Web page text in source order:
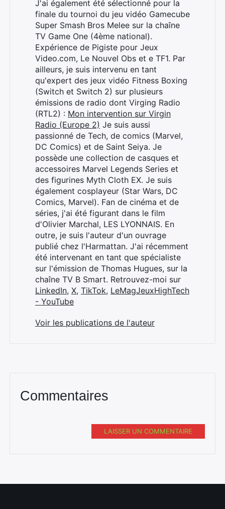
J'ai également été sélectionné pour la
finale du tournoi du jeu vidéo Gamecube
Super Smash Bros Melee sur la chaîne
TV Game One (4ème national).
Expérience de Pigiste pour Jeux
Video.com, Le Nouvel Obs et e TF1. Par
ailleurs, je suis intervenu en tant
qu'expert des jeux vidéo Fitness Boxing
(Switch et Switch 2) sur plusieurs
émissions de radio dont Virging Radio
(RTL2) : Mon intervention sur Virgin
Radio (Europe 2) Je suis aussi
passionné de Tech, de comics (Marvel,
DC Comics) et de Saint Seiya. Je
possède une collection de casques et
accessoires Marvel Legends Series et
des figurines Myth Cloth EX. Je suis
également cosplayeur (Star Wars, DC
Comics, Marvel). Fan de cinéma et de
séries, j'ai été figurant dans le film
d'Olivier Marchal, LES LYONNAIS. En
outre, je suis l'auteur d'un ouvrage
publié chez l'Harmattan. J'ai récemment
été intervenant en tant que spécialiste
sur l'émission de Thomas Hugues, sur la
chaîne TV B Smart. Retrouvez-moi sur
LinkedIn, X, TikTok, LeMagJeuxHighTech
- YouTube
Voir les publications de l'auteur
Commentaires
LAISSER UN COMMENTAIRE
Rechercher
: